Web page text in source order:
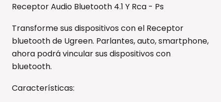
Receptor Audio Bluetooth 4.1 Y Rca - Ps
Transforme sus dispositivos con el Receptor
bluetooth de Ugreen. Parlantes, auto, smartphone,
ahora podrá vincular sus dispositivos con
bluetooth.
Características: